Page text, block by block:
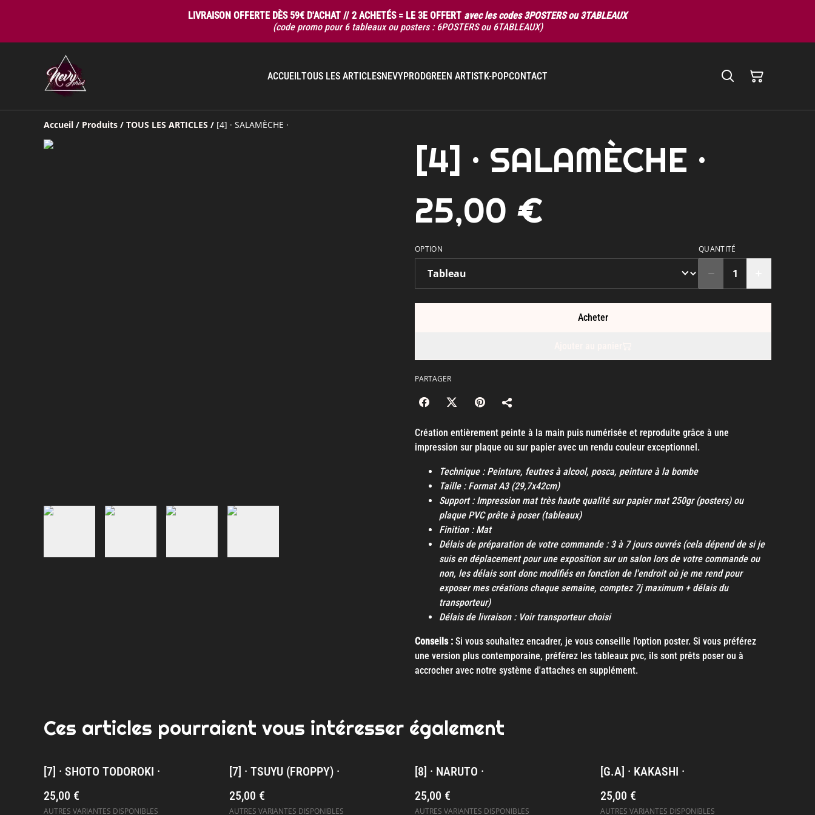
LIVRAISON OFFERTE DÈS 59€ D'ACHAT // 2 ACHETÉS = LE 3E OFFERT avec les codes 3POSTERS ou 3TABLEAUX
(code promo pour 6 tableaux ou posters : 6POSTERS ou 6TABLEAUX)
ACCUEILTOUS LES ARTICLESNEVYPRODGREEN ARTISTK-POPCONTACT
Accueil / Produits / TOUS LES ARTICLES / [4] · SALAMÈCHE ·
[4] · SALAMÈCHE ·
25,00 €
OPTION QUANTITÉ
Acheter
PARTAGER
Création entièrement peinte à la main puis numérisée et reproduite grâce à une
impression sur plaque ou sur papier avec un rendu couleur exceptionnel.
Technique : Peinture, feutres à alcool, posca, peinture à la bombe
Taille : Format A3 (29,7x42cm)
Support : Impression mat très haute qualité sur papier mat 250gr (posters) ou
plaque PVC prête à poser (tableaux)
Finition : Mat
Délais de préparation de votre commande : 3 à 7 jours ouvrés (cela dépend de si je
suis en déplacement pour une exposition sur un salon lors de votre commande ou
non, les délais sont donc modifiés en fonction de l'endroit où je me rend pour
exposer mes créations chaque semaine, comptez 7j maximum + délais du
transporteur)
Délais de livraison : Voir transporteur choisi
Conseils : Si vous souhaitez encadrer, je vous conseille l'option poster. Si vous préférez
une version plus contemporaine, préférez les tableaux pvc, ils sont prêts poser ou à
accrocher avec notre système d'attaches en supplément.
Ces articles pourraient vous intéresser également
[7] · SHOTO TODOROKI ·
25,00 €
AUTRES VARIANTES DISPONIBLES
[7] · TSUYU (FROPPY) ·
25,00 €
AUTRES VARIANTES DISPONIBLES
[8] · NARUTO ·
25,00 €
AUTRES VARIANTES DISPONIBLES
[G.A] · KAKASHI ·
25,00 €
AUTRES VARIANTES DISPONIBLES